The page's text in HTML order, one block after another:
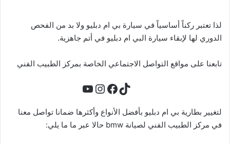
لذا تعتبر ركناً أساسياً في سيارة بي ام دبليو ولا بد من الفحص
الدوري لها لإبقاء سيارة البي ام دبليو في أتم جاهزية.
تابعنا على مواقع التواصل الاجتماعي الخاصة بمركز الطبيب الفني
تيك توكفيسبوك
إنستجرام
يوتيوب
لتغيير بطارية بي ام دبليو بأفضل الأنواع وأكثرها ضمانا تواصل معنا
في مركز الطبيب الفني لصيانة bmw حالا عبر ما ما يلي: